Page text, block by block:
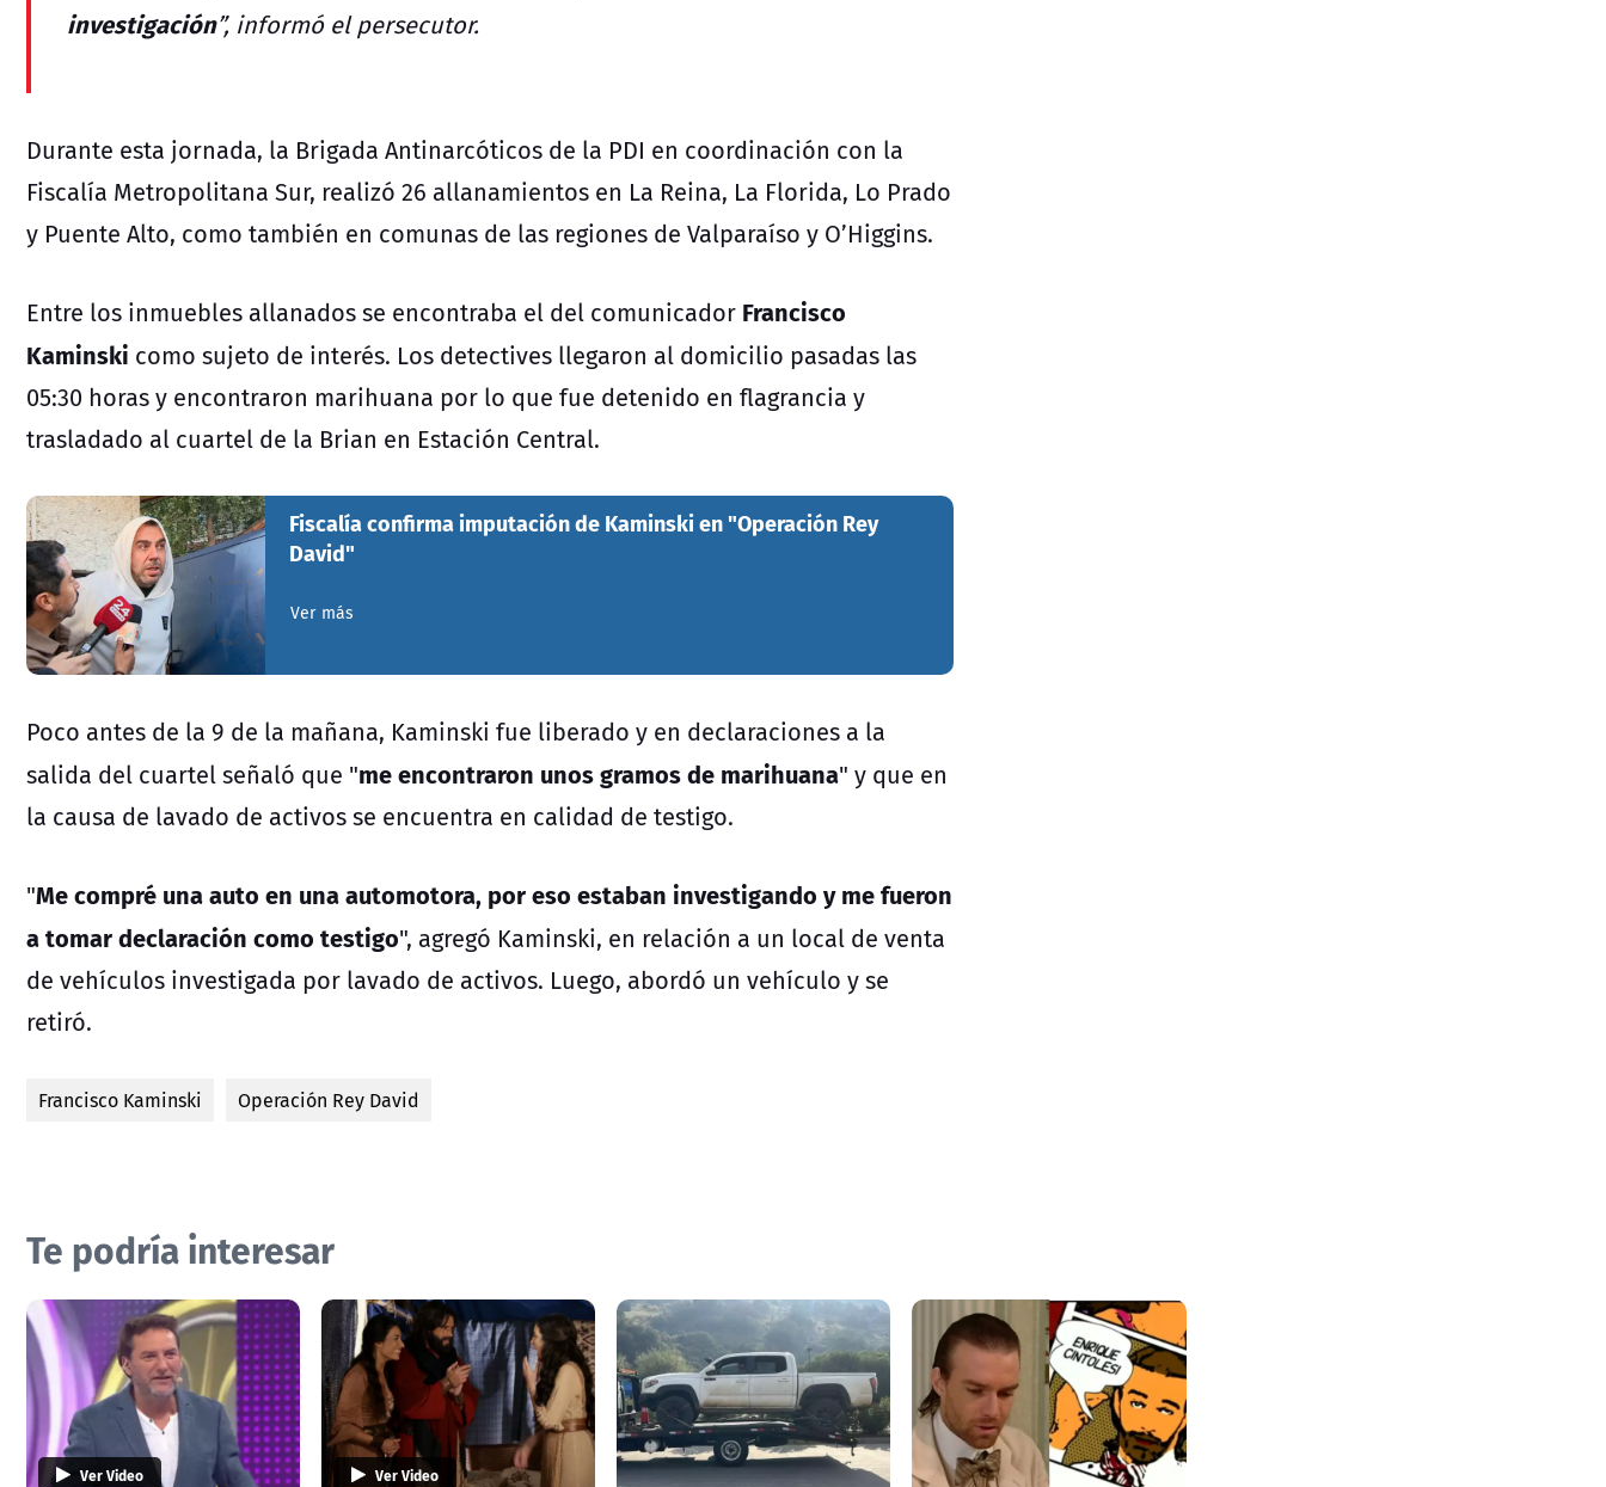
investigación”, informó el persecutor.
Durante esta jornada, la Brigada Antinarcóticos de la PDI en coordinación con la
Fiscalía Metropolitana Sur, realizó 26 allanamientos en La Reina, La Florida, Lo Prado
y Puente Alto, como también en comunas de las regiones de Valparaíso y O’Higgins.
Entre los inmuebles allanados se encontraba el del comunicador Francisco
Kaminski como sujeto de interés. Los detectives llegaron al domicilio pasadas las
05:30 horas y encontraron marihuana por lo que fue detenido en flagrancia y
trasladado al cuartel de la Brian en Estación Central.
Fiscalía confirma imputación de Kaminski en "Operación Rey
David"
Ver más
Poco antes de la 9 de la mañana, Kaminski fue liberado y en declaraciones a la
salida del cuartel señaló que "me encontraron unos gramos de marihuana" y que en
la causa de lavado de activos se encuentra en calidad de testigo.
"Me compré una auto en una automotora, por eso estaban investigando y me fueron
a tomar declaración como testigo", agregó Kaminski, en relación a un local de venta
de vehículos investigada por lavado de activos. Luego, abordó un vehículo y se
retiró.
Francisco Kaminski Operación Rey David
Te podría interesar
Ver Video Ver Video